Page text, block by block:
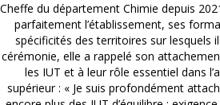
Cheffe du département Chimie depuis
parfaitement l’établissement, ses
spécificités des territoires sur lesquels
cérémonie, elle a rappelé son
les IUT et à leur rôle essentiel dans
supérieur : « Je suis profondément